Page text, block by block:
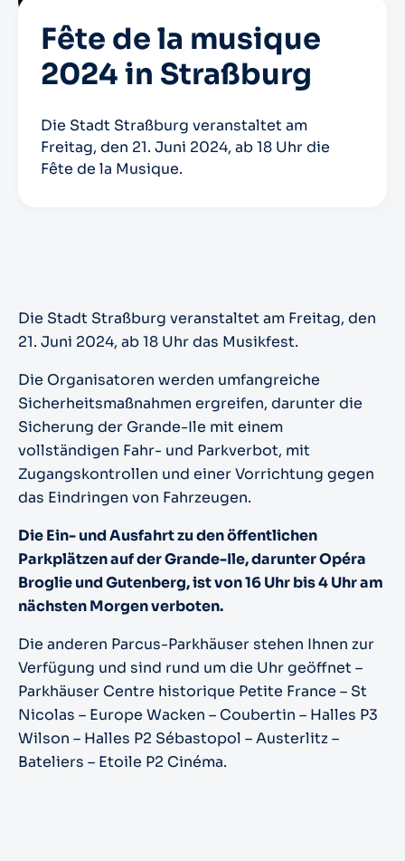
Fête de la musique
2024 in Straßburg
Die Stadt Straßburg veranstaltet am
Freitag, den 21. Juni 2024, ab 18 Uhr die
Fête de la Musique.
Die Stadt Straßburg veranstaltet am Freitag, den
21. Juni 2024, ab 18 Uhr das Musikfest.
Die Organisatoren werden umfangreiche
Sicherheitsmaßnahmen ergreifen, darunter die
Sicherung der Grande-Ile mit einem
vollständigen Fahr- und Parkverbot, mit
Zugangskontrollen und einer Vorrichtung gegen
das Eindringen von Fahrzeugen.
Die Ein- und Ausfahrt zu den öffentlichen
Parkplätzen auf der Grande-Ile, darunter Opéra
Broglie und Gutenberg, ist von 16 Uhr bis 4 Uhr am
nächsten Morgen verboten.
Die anderen Parcus-Parkhäuser stehen Ihnen zur
Verfügung und sind rund um die Uhr geöffnet –
Parkhäuser Centre historique Petite France – St
Nicolas – Europe Wacken – Coubertin – Halles P3
Wilson – Halles P2 Sébastopol – Austerlitz –
Bateliers – Etoile P2 Cinéma.